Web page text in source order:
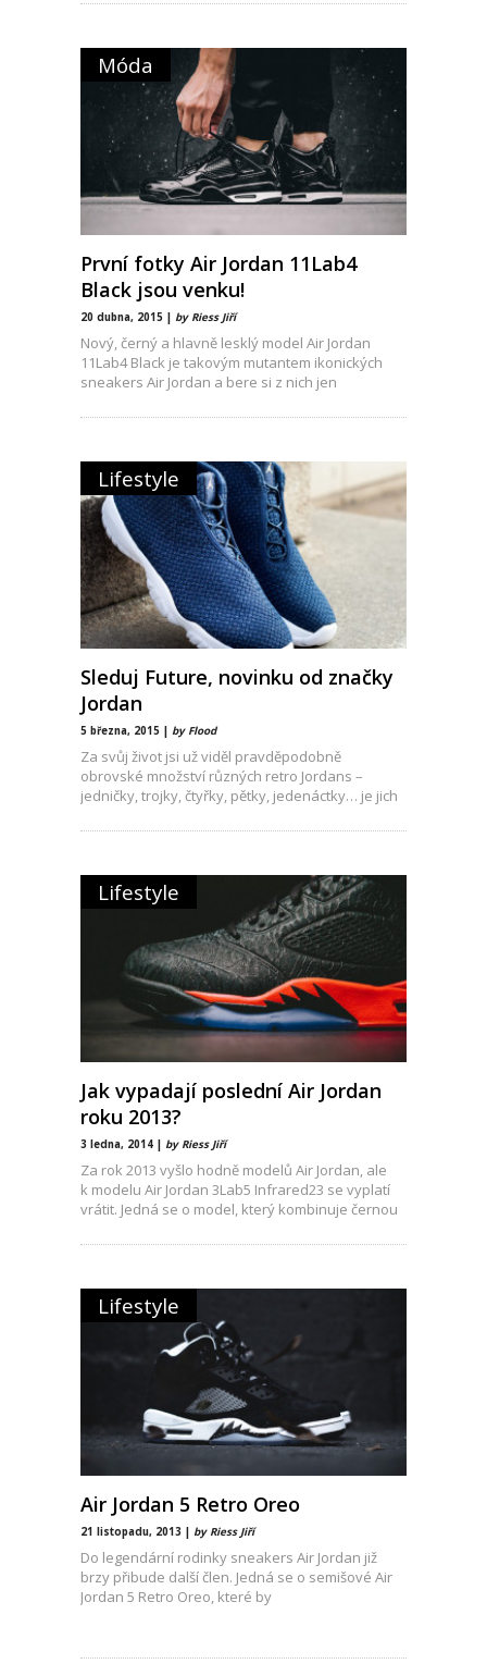
Móda
První fotky Air Jordan 11Lab4
Black jsou venku!
20 dubna, 2015 | by Riess Jiří
Nový, černý a hlavně lesklý model Air Jordan
11Lab4 Black je takovým mutantem ikonických
sneakers Air Jordan a bere si z nich jen
Lifestyle
Sleduj Future, novinku od značky
Jordan
5 března, 2015 | by Flood
Za svůj život jsi už viděl pravděpodobně
obrovské množství různých retro Jordans –
jedničky, trojky, čtyřky, pětky, jedenáctky… je jich
Lifestyle
Jak vypadají poslední Air Jordan
roku 2013?
3 ledna, 2014 | by Riess Jiří
Za rok 2013 vyšlo hodně modelů Air Jordan, ale
k modelu Air Jordan 3Lab5 Infrared23 se vyplatí
vrátit. Jedná se o model, který kombinuje černou
Lifestyle
Air Jordan 5 Retro Oreo
21 listopadu, 2013 | by Riess Jiří
Do legendární rodinky sneakers Air Jordan již
brzy přibude další člen. Jedná se o semišové Air
Jordan 5 Retro Oreo, které by